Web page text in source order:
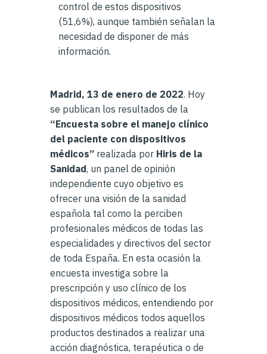
control de estos dispositivos
(51,6%), aunque también señalan la
necesidad de disponer de más
información.
Madrid, 13 de enero de 2022. Hoy
se publican los resultados de la
“Encuesta sobre el manejo clínico
del paciente con dispositivos
médicos” realizada por Hiris de la
Sanidad, un panel de opinión
independiente cuyo objetivo es
ofrecer una visión de la sanidad
española tal como la perciben
profesionales médicos de todas las
especialidades y directivos del sector
de toda España. En esta ocasión la
encuesta investiga sobre la
prescripción y uso clínico de los
dispositivos médicos, entendiendo por
dispositivos médicos todos aquellos
productos destinados a realizar una
acción diagnóstica, terapéutica o de